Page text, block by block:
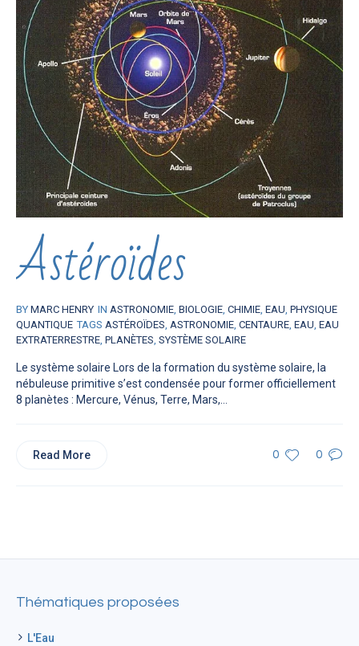
Astéroïdes
BY MARC HENRY IN ASTRONOMIE, BIOLOGIE, CHIMIE, EAU, PHYSIQUE
QUANTIQUE TAGS ASTÉROÏDES, ASTRONOMIE, CENTAURE, EAU, EAU
EXTRATERRESTRE, PLANÈTES, SYSTÈME SOLAIRE
Le système solaire Lors de la formation du système solaire, la
nébuleuse primitive s’est condensée pour former officiellement
8 planètes : Mercure, Vénus, Terre, Mars,...
0 0
Read More
Thématiques proposées
L'Eau